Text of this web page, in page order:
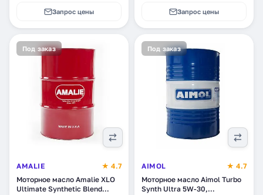
Запрос цены Запрос цены
Под заказ
AMALIE
★ 4.7
Моторное масло Amalie XLO
Ultimate Synthetic Blend
Под заказ
AIMOL
★ 4.7
Моторное масло Aimol Turbo
Synth Ultra 5W-30,